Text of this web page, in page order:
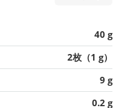
40 g
2枚（1 g）
9 g
0.2 g